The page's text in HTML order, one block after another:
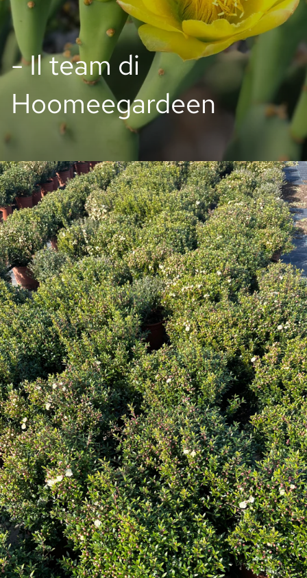
- Il team di
Hoomeegardeen